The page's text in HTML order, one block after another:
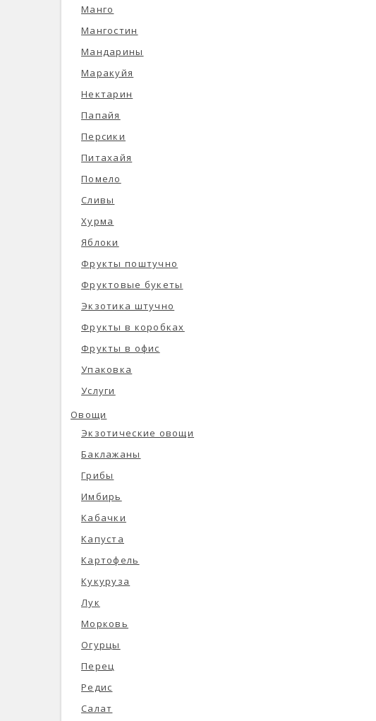
Манго
Мангостин
Мандарины
Маракуйя
Нектарин
Папайя
Персики
Питахайя
Помело
Сливы
Хурма
Яблоки
Фрукты поштучно
Фруктовые букеты
Экзотика штучно
Фрукты в коробках
Фрукты в офис
Упаковка
Услуги
Овощи
Экзотические овощи
Баклажаны
Грибы
Имбирь
Кабачки
Капуста
Картофель
Кукуруза
Лук
Морковь
Огурцы
Перец
Редис
Салат